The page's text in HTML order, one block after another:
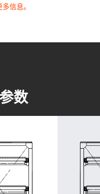
信息。
数